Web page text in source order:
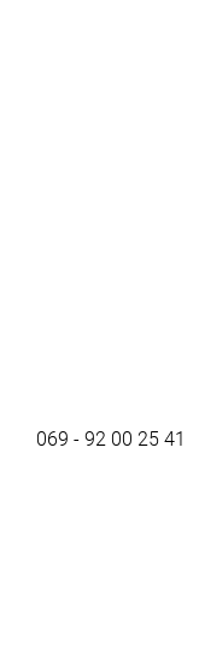
069 - 92 00 25 41